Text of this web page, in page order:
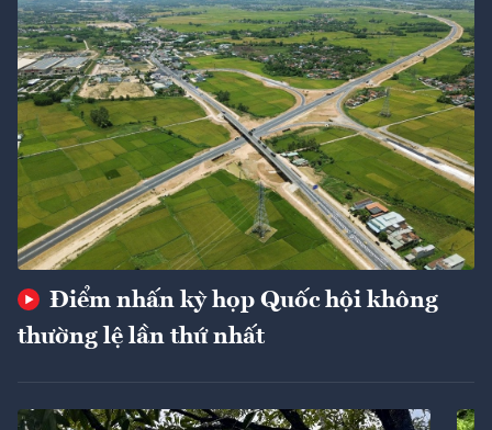
Điểm nhấn kỳ họp Quốc hội không
thường lệ lần thứ nhất